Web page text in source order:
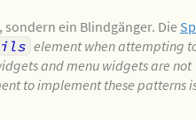
sondern ein Blindgänger. Die
element when attempting
and menu widgets are not
to implement these patterns